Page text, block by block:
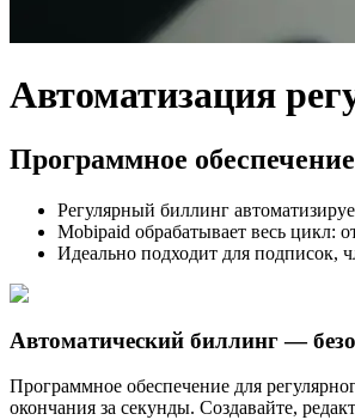
Автоматизация
Программное
Регулярный биллинг
Mobipaid обрабатывает весь цикл:
Идеально подходит для подписок,
Автоматический биллинг —
Программное обеспечение для
окончания за секунды. Создавайте,